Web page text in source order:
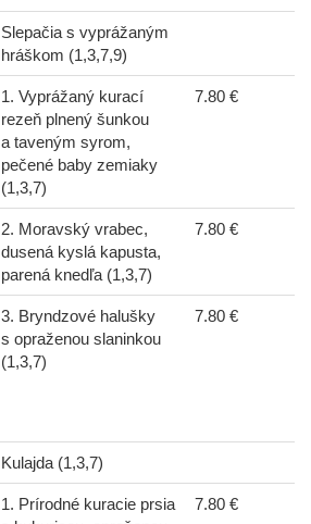
Slepačia s vyprážaným
hráškom (1,3,7,9)
1. Vyprážaný kurací
rezeň plnený šunkou
a taveným syrom,
pečené baby zemiaky
(1,3,7)
7.80 €
2. Moravský vrabec,
dusená kyslá kapusta,
parená knedľa (1,3,7)
7.80 €
3. Bryndzové halušky
s opraženou slaninkou
(1,3,7)
7.80 €
Kulajda (1,3,7)
1. Prírodné kuracie prsia
7.80 €